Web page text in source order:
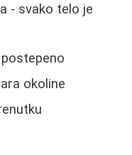
- svako telo je
okoline